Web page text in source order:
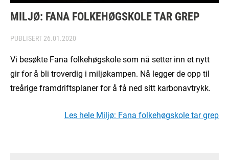
MILJØ: FANA FOLKEHØGSKOLE TAR GREP
PUBLISERT 26.01.2020
Vi besøkte Fana folkehøgskole som nå setter inn et nytt
gir for å bli troverdig i miljøkampen. Nå legger de opp til
treårige framdriftsplaner for å få ned sitt karbonavtrykk.
Les hele Miljø: Fana folkehøgskole tar grep